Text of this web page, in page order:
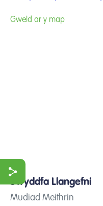
Gweld ar y map
Swyddfa Llangefni
Mudiad Meithrin